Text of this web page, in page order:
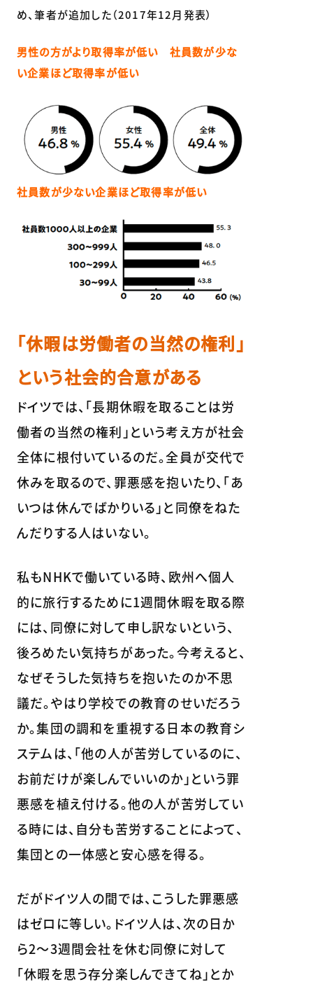
め、筆者が追加した（2017年12月発表）
男性の方がより取得率が低い 社員数が少な
い企業ほど取得率が低い
社員数が少ない企業ほど取得率が低い
「休暇は労働者の当然の権利」
という社会的合意がある
ドイツでは、「長期休暇を取ることは労
働者の当然の権利」という考え方が社会
全体に根付いているのだ。全員が交代で
休みを取るので、罪悪感を抱いたり、「あ
いつは休んでばかりいる」と同僚をねた
んだりする人はいない。
私もNHKで働いている時、欧州へ個人
的に旅行するために1週間休暇を取る際
には、同僚に対して申し訳ないという、
後ろめたい気持ちがあった。今考えると、
なぜそうした気持ちを抱いたのか不思
議だ。やはり学校での教育のせいだろう
か。集団の調和を重視する日本の教育シ
ステムは、「他の人が苦労しているのに、
お前だけが楽しんでいいのか」という罪
悪感を植え付ける。他の人が苦労してい
る時には、自分も苦労することによって、
集団との一体感と安心感を得る。
だがドイツ人の間では、こうした罪悪感
はゼロに等しい。ドイツ人は、次の日か
ら2～3週間会社を休む同僚に対して
「休暇を思う存分楽しんできてね」とか